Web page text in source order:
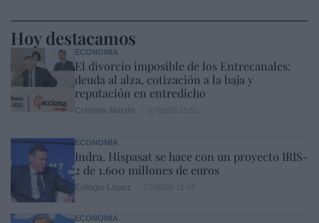
Hoy destacamos
ECONOMÍA
El divorcio imposible de los Entrecanales:
deuda al alza, cotización a la baja y
reputación en entredicho
ECONOMÍA
Indra. Hispasat se hace con un proyecto IRIS-
2 de 1.600 millones de euros
ECONOMÍA